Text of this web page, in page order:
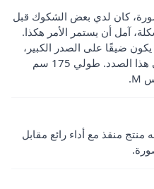
كان لدي بعض الشكوك قبل
آمل أن يستمر الأمر هكذا.
ضيقًا على الصدر الكبير،
لكن لم أواجه أي مشكلة في هذا الصدد. طولي 175 سم
منتج منقذ مع أداء رائع مقابل